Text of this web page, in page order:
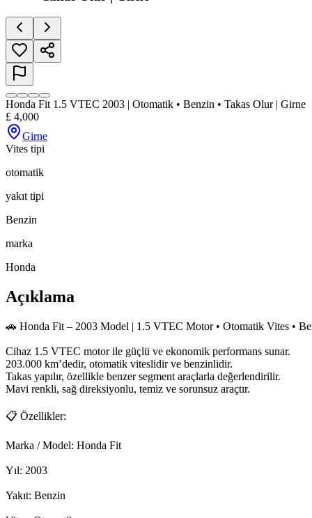
Honda Fit 1.5 VTEC 2003 | Otomatik • Benzin • Takas Olur | Girne
£ 4,000
Girne
Vites tipi
otomatik
yakıt tipi
Benzin
marka
Honda
Açıklama
🚗 Honda Fit – 2003 Model | 1.5 VTEC Motor • Otomatik Vites •
Cihaz 1.5 VTEC motor ile güçlü ve ekonomik performans sunar.
203.000 km’dedir, otomatik viteslidir ve benzinlidir.
Takas yapılır, özellikle benzer segment araçlarla değerlendirilir.
Mavi renkli, sağ direksiyonlu, temiz ve sorunsuz araçtır.
📋 Özellikler:
Marka / Model: Honda Fit
Yıl: 2003
Yakıt: Benzin